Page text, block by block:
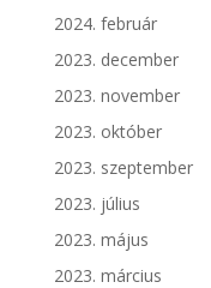
2024. február
2023. december
2023. november
2023. október
2023. szeptember
2023. július
2023. május
2023. március